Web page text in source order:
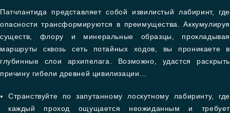
Патчлантида представляет собой извилистый лабиринт, где
опасности трансформируются в преимущества. Аккумулируя
существ, флору и минеральные образцы, прокладывая
маршруты сквозь сеть потайных ходов, вы проникаете в
глубинные слои архипелага. Возможно, удастся раскрыть
причину гибели древней цивилизации…
Странствуйте по запутанному лоскутному лабиринту, где
каждый проход ощущается неожиданным и требует